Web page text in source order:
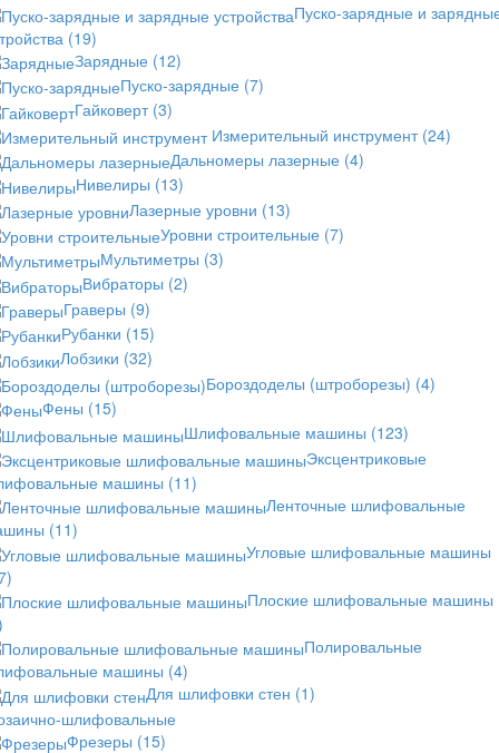
Пуско-зарядные и
(19)
Зарядные (12)
Пуско-зарядные (7)
Гайковерт (3)
Измерительный инструмент (24)
Дальномеры лазерные (4)
Нивелиры (13)
Лазерные уровни (13)
Уровни строительные (7)
Мультиметры (3)
Вибраторы (2)
Граверы (9)
Рубанки (15)
Лобзики (32)
Бороздоделы (штроборезы) (4)
Фены (15)
Шлифовальные машины (123)
Эксцентриковые
машины (11)
Ленточные шлифовальные
(11)
Угловые шлифовальные машины
Плоские шлифовальные машины
Полировальные
машины (4)
Для шлифовки стен (1)
шлифовальные
Фрезеры (15)